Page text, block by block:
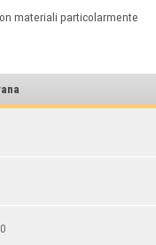
materiali particolarmente